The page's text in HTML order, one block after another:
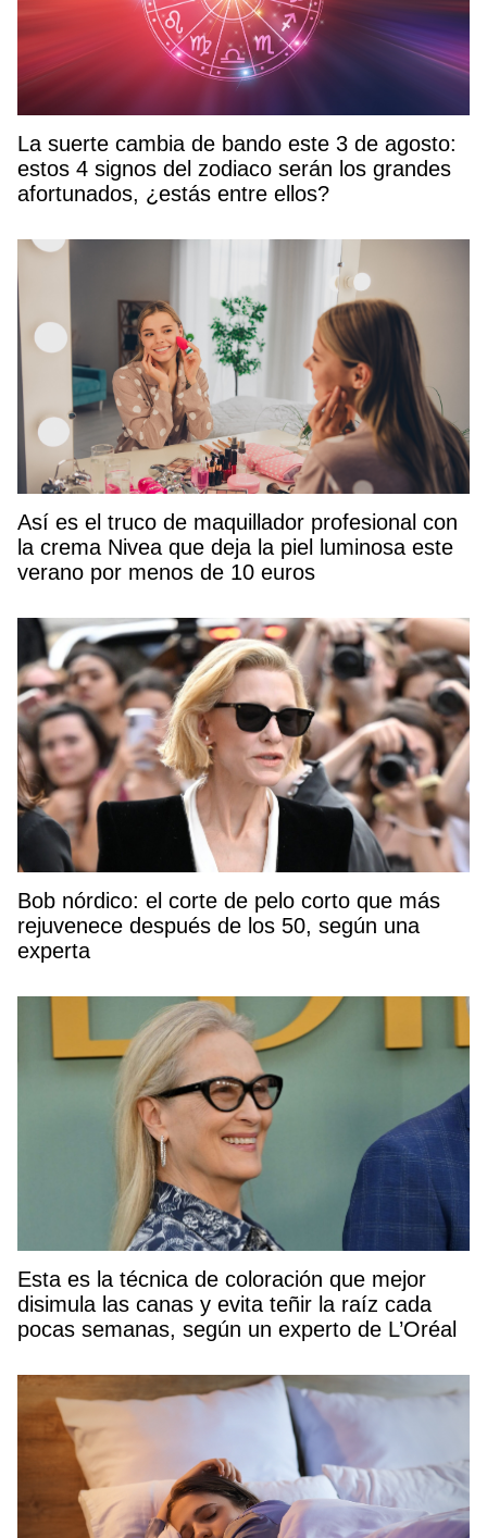
La suerte cambia de bando este 3 de agosto:
estos 4 signos del zodiaco serán los grandes
afortunados, ¿estás entre ellos?
Así es el truco de maquillador profesional con
la crema Nivea que deja la piel luminosa este
verano por menos de 10 euros
Bob nórdico: el corte de pelo corto que más
rejuvenece después de los 50, según una
experta
Esta es la técnica de coloración que mejor
disimula las canas y evita teñir la raíz cada
pocas semanas, según un experto de L’Oréal